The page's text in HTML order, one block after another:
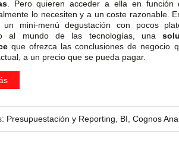
. Pero quieren acceder a ella en función
lo necesiten y a un coste razonable.
un mini-menú degustación con pocos
al mundo de las tecnologías, una
que ofrezca las conclusiones de negocio
a un precio que se pueda pagar.
Presupuestación y Reporting BI Cognos